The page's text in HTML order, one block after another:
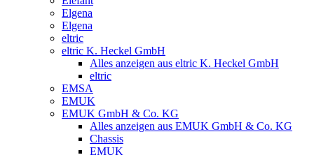
Elgena
Elgena
eltric
eltric K. Heckel GmbH
Alles anzeigen aus eltric K. Heckel GmbH
eltric
EMSA
EMUK
EMUK GmbH & Co. KG
Alles anzeigen aus EMUK GmbH & Co. KG
Chassis
EMUK